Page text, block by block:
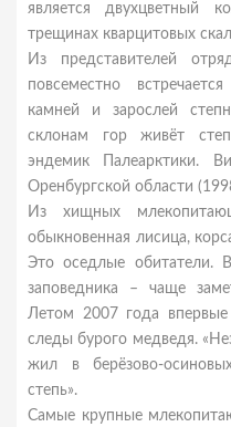
является двухцветный
трещинах кварцитовых
Из представителей
повсеместно
камней и зарослей
склонам гор живёт
эндемик Палеарктики.
Оренбургской области
Из хищных
обыкновенная лисица,
Это оседлые обитатели.
заповедника – чаще
Летом 2007 года
следы бурого медведя.
жил в берёзово-
степь».
Самые крупные